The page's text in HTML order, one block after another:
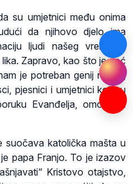
su umjetnici među onima
da njihovo djelo ima
ljudi našeg vremena,
Zapravo, kao što je već
je potreban genij novog
pjesnici i umjetnici koji su
Evanđelja, omogućiti
katolička mašta u
papa Franjo. To je izazov
Kristovo otajstvo,